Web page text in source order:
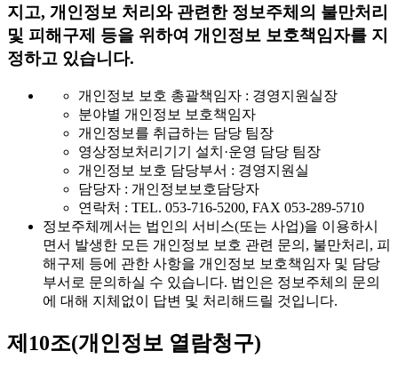
지고, 개인정보 처리와 관련한 정보주체의 불만처리
및 피해구제 등을 위하여 개인정보 보호책임자를 지
정하고 있습니다.
개인정보 보호 총괄책임자 : 경영지원실장
분야별 개인정보 보호책임자
개인정보를 취급하는 담당 팀장
영상정보처리기기 설치·운영 담당 팀장
개인정보 보호 담당부서 : 경영지원실
담당자 : 개인정보보호담당자
연락처 : TEL. 053-716-5200, FAX 053-289-5710
정보주체께서는 법인의 서비스(또는 사업)을 이용하시
면서 발생한 모든 개인정보 보호 관련 문의, 불만처리, 피
해구제 등에 관한 사항을 개인정보 보호책임자 및 담당
부서로 문의하실 수 있습니다. 법인은 정보주체의 문의
에 대해 지체없이 답변 및 처리해드릴 것입니다.
제10조(개인정보 열람청구)